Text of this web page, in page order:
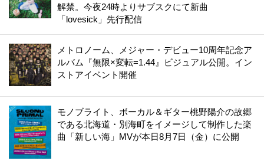
解禁。今夜24時よりサブスクにて新曲
「lovesick」先行配信
メトロノーム、メジャー・デビュー10周年記念ア
ルバム『無限×変転=1.44』ビジュアル公開。イン
ストアイベント開催
モノブライト、ボーカル＆ギター桃野陽介の故郷
である北海道・別海町をイメージして制作した楽
曲「新しい海」MVが本日8月7日（金）に公開